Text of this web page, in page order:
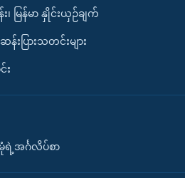
မြန်မာ နှိုင်းယှဉ်ချက်
န်းပြားသတင်းများ
း
ရဲ့အင်္ဂလိပ်စာ